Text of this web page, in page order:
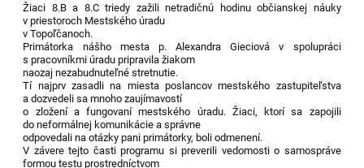
Žiaci 8.B a 8.C triedy zažili netradičnú hodinu občianskej náuky
v priestoroch Mestského úradu
v Topoľčanoch.
Primátorka nášho mesta p. Alexandra Gieciová v spolupráci
s pracovníkmi úradu pripravila žiakom
naozaj nezabudnuteľné stretnutie.
Tí najprv zasadli na miesta poslancov mestského zastupiteľstva
a dozvedeli sa mnoho zaujímavostí
o zložení a fungovaní mestského úradu. Žiaci, ktorí sa zapojili
do neformálnej komunikácie a správne
odpovedali na otázky pani primátorky, boli odmenení.
V závere tejto časti programu si preverili vedomosti o samospráve
formou testu prostredníctvom